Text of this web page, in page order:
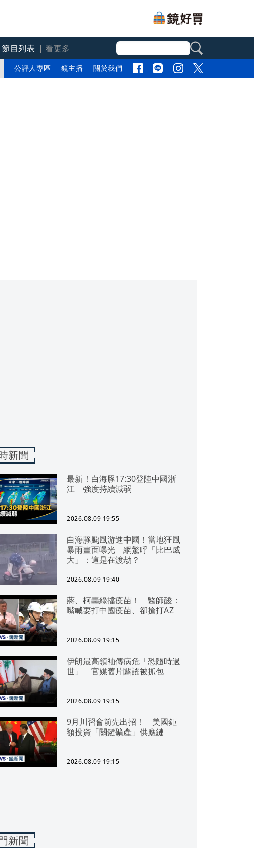
節目列表
看更多
公評人專區 鏡主播 關於我們
新聞
最新！白海豚17:30登陸中國浙
江 強度持續減弱
2026.08.09 19:55
白海豚颱風游進中國！當地狂風
暴雨畫面曝光 網驚呼「比巴威
大」：這是在渡劫？
2026.08.09 19:40
蔣、柯轟綠擋疫苗！ 醫師酸：
嘴喊要打中國疫苗、卻搶打AZ
2026.08.09 19:15
伊朗最高領袖傳病危「恐隨時過
世」 官媒舊片闢謠被抓包
2026.08.09 19:15
9月川習會前先出招！ 美國鉅
額投資「關鍵礦產」供應鏈
2026.08.09 19:15
新聞